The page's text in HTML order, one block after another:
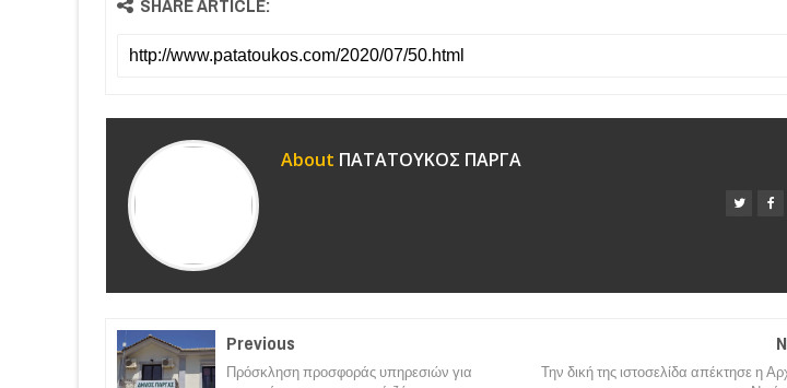
About ΠΑΤΑΤΟΥΚΟΣ ΠΑΡΓΑ
Previous
Πρόσκληση προσφοράς υπηρεσιών για
Την δική της ιστοσελίδα απέκτησε η